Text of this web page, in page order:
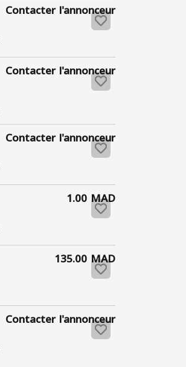
Contacter l'annonceur
Contacter l'annonceur
Contacter l'annonceur
1.00 MAD
135.00 MAD
Contacter l'annonceur